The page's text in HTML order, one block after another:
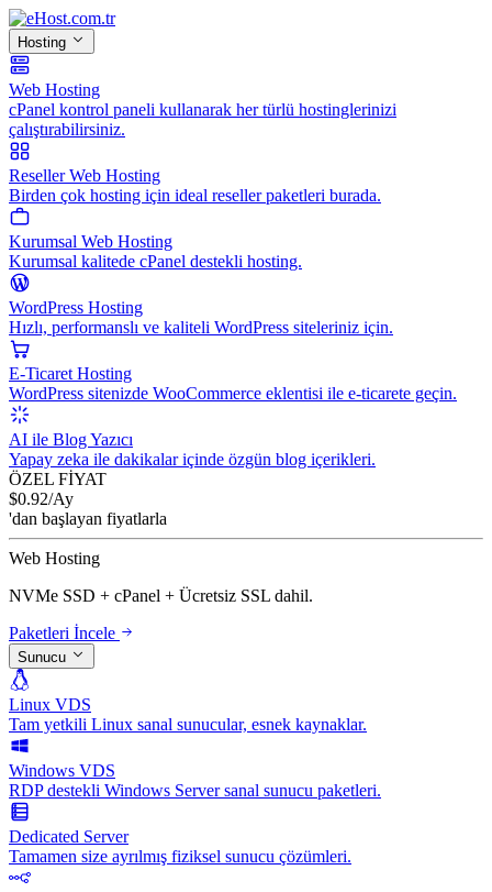
Hosting
Web Hosting
cPanel kontrol paneli kullanarak her türlü hostinglerinizi
çalıştırabilirsiniz.
Reseller Web Hosting
Birden çok hosting için ideal reseller paketleri burada.
Kurumsal Web Hosting
Kurumsal kalitede cPanel destekli hosting.
WordPress Hosting
Hızlı, performanslı ve kaliteli WordPress siteleriniz için.
E-Ticaret Hosting
WordPress sitenizde WooCommerce eklentisi ile e-ticarete geçin.
AI ile Blog Yazıcı
Yapay zeka ile dakikalar içinde özgün blog içerikleri.
ÖZEL FİYAT
$0.92/Ay
'dan başlayan fiyatlarla
Web Hosting
NVMe SSD + cPanel + Ücretsiz SSL dahil.
Paketleri İncele
Sunucu
Linux VDS
Tam yetkili Linux sanal sunucular, esnek kaynaklar.
Windows VDS
RDP destekli Windows Server sanal sunucu paketleri.
Dedicated Server
Tamamen size ayrılmış fiziksel sunucu çözümleri.